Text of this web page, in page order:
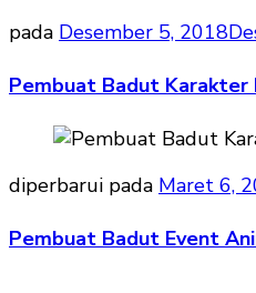
pada Desember 5, 2018
Pembuat Badut Karakter
diperbarui pada Maret 6,
Pembuat Badut Event